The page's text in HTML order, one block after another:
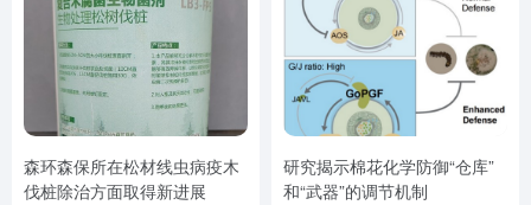
森环森保所在松材线虫病疫木
伐桩除治方面取得新进展
研究揭示棉花化学防御“仓库”
和“武器”的调节机制